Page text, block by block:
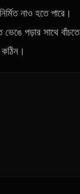
নাও হতে পারে।
পড়ার সাথে বাঁচতে